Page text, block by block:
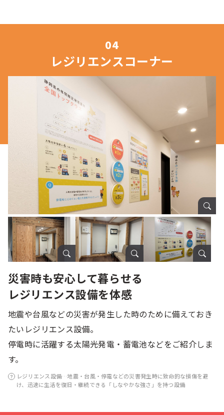
レジリエンスコーナー
災害時も安心して暮らせる
レジリエンス設備を体感
地震や台風などの災害が発生した時のために備えておき
たいレジリエンス設備。
停電時に活躍する太陽光発電・蓄電池などをご紹介しま
す。
レジリエンス設備…地震・台風・停電などの災害発生時に致命的な損傷を避
け、迅速に生活を復旧・継続できる「しなやかな強さ」を持つ設備